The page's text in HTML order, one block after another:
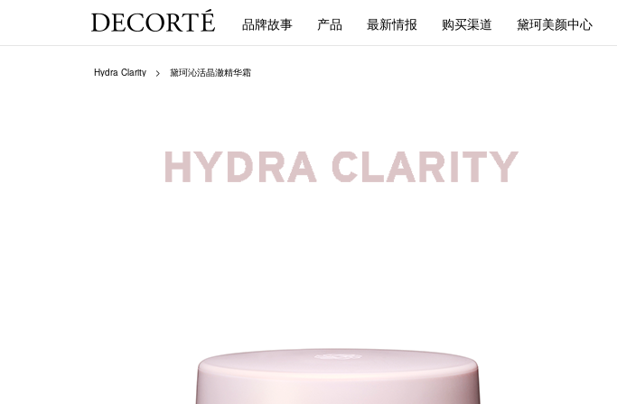
品牌故事 产品 最新情报 购买渠道 黛珂美颜中心
Hydra Clarity 黛珂沁活晶澈精华霜